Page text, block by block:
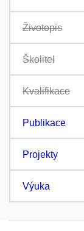
Životopis
Školitel
Kvalifikace
Publikace
Projekty
Výuka